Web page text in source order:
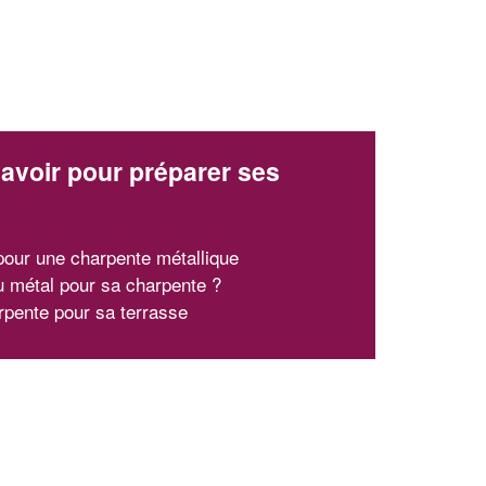
pour préparer ses
une charpente métallique
métal pour sa charpente ?
pour sa terrasse